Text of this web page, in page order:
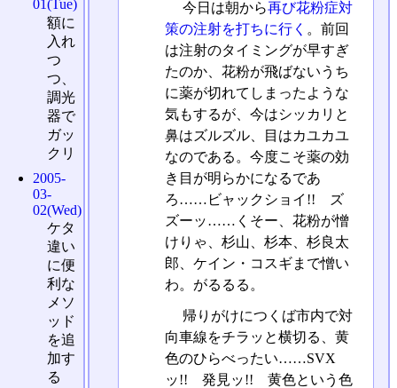
今日は朝から再び花粉症対
策の注射を打ちに行く 。前回
は注射のタイミングが早すぎ
たのか、花粉が飛ばないうち
に薬が切れてしまったような
気もするが、今はシッカリと
鼻はズルズル、目はカユカユ
なのである。今度こそ薬の効
き目が明らかになるであ
ろ……ビャックショイ!! ズ
ズーッ……くそー、花粉が憎
けりゃ、杉山、杉本、杉良太
郎、ケイン・コスギまで憎い
わ。がるるる。
帰りがけにつくば市内で対
向車線をチラッと横切る、黄
色のひらべったい……SVX
ッ!! 発見ッ!! 黄色という色
01(Tue)
額に
入れ
つ
つ、
調光
器で
ガッ
クリ
2005-
03-
02(Wed)
ケタ
違い
に便
利な
メソ
ッド
を追
加す
る